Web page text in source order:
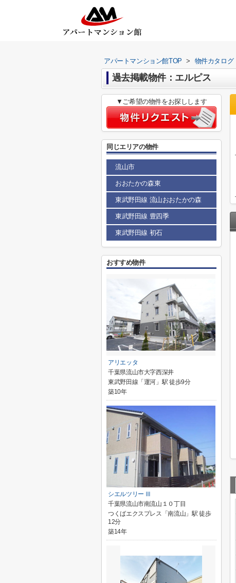
アパートマンション館TOP > 物件カタログ
過去掲載物件：エルピス
▼ご希望の物件をお探しします
同じエリアの物件
流山市
おおたかの森東
東武野田線 流山おおたかの森
東武野田線 豊四季
東武野田線 初石
おすすめ物件
アリエッタ
千葉県流山市大字西深井
東武野田線「運河」駅 徒歩9分
築10年
シエルツリー Ⅲ
千葉県流山市南流山１０丁目
つくばエクスプレス「南流山」駅 徒歩
12分
築14年